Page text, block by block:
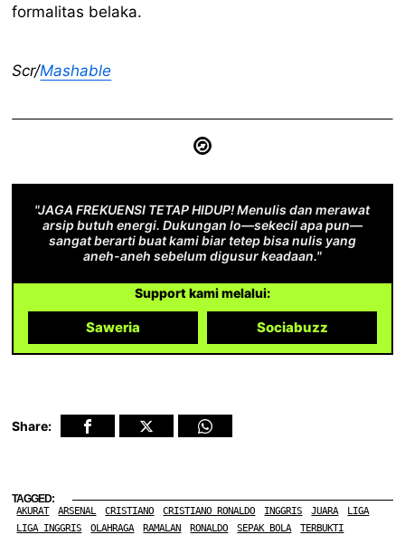
formalitas belaka.
Scr/Mashable
"JAGA FREKUENSI TETAP HIDUP! Menulis dan merawat
arsip butuh energi. Dukungan lo—sekecil apa pun—
sangat berarti buat kami biar tetep bisa nulis yang
aneh-aneh sebelum digusur keadaan."
Support kami melalui:
Saweria Sociabuzz
Share:
TAGGED:
AKURAT ARSENAL CRISTIANO CRISTIANO RONALDO INGGRIS JUARA
LIGA
LIGA INGGRIS
OLAHRAGA RAMALAN RONALDO SEPAK BOLA TERBUKTI